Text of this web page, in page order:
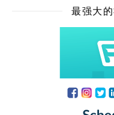
最强大